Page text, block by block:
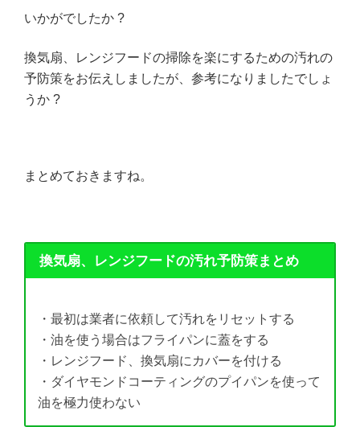
いかがでしたか ?
換気扇、レンジフードの掃除を楽にするための汚れの
予防策をお伝えしましたが、参考になりましたでしょ
うか ?
まとめておきますね。
換気扇、レンジフードの汚れ予防策まとめ
・最初は業者に依頼して汚れをリセットする
・油を使う場合はフライパンに蓋をする
・レンジフード、換気扇にカバーを付ける
・ダイヤモンドコーティングのプイパンを使って
油を極力使わない